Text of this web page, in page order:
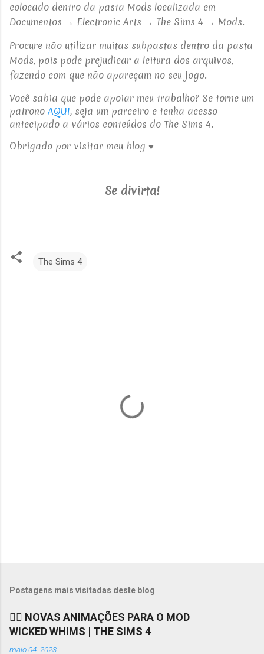
colocado dentro da pasta Mods localizada em
Documentos → Electronic Arts → The Sims 4 → Mods.
Procure não utilizar muitas subpastas dentro da pasta
Mods, pois pode prejudicar a leitura dos arquivos,
fazendo com que não apareçam no seu jogo.
Você sabia que pode apoiar meu trabalho? Se torne um
patrono AQUI, seja um parceiro e tenha acesso
antecipado a vários conteúdos do The Sims 4.
Obrigado por visitar meu blog ♥
Se divirta!
The Sims 4
Postagens mais visitadas deste blog
❤️‍🔥 NOVAS ANIMAÇÕES PARA O MOD
WICKED WHIMS | THE SIMS 4
maio 04, 2023